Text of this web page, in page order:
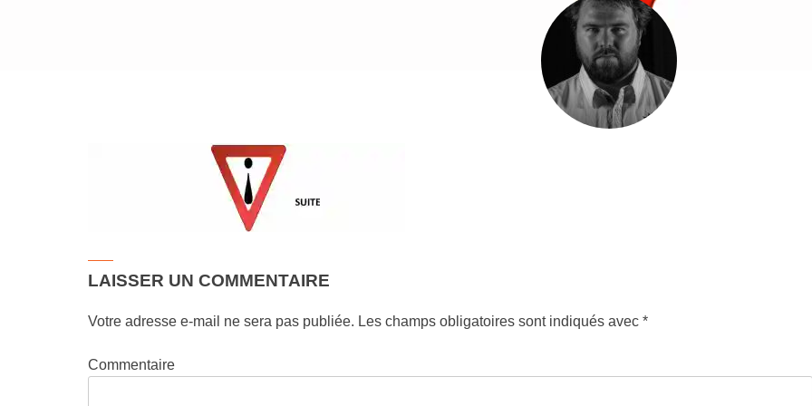
LAISSER UN COMMENTAIRE
Votre adresse e-mail ne sera pas publiée. Les champs obligatoires sont indiqués avec*
Commentaire